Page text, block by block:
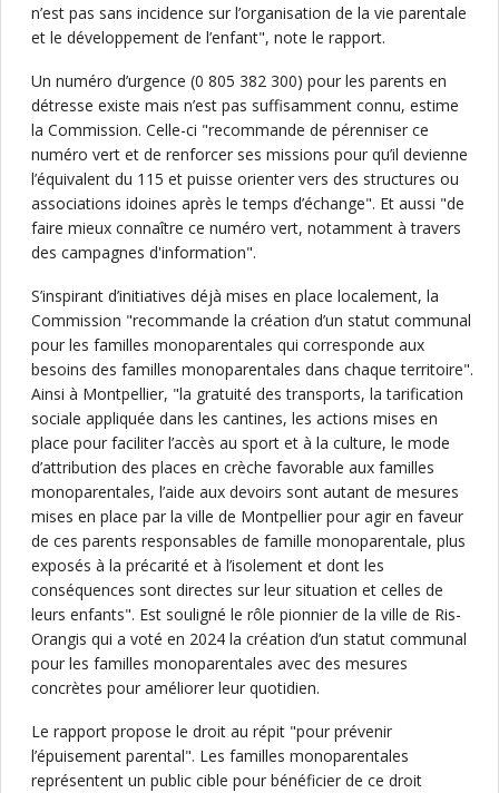
n’est pas sans incidence sur l’organisation de la vie parentale
et le développement de l’enfant", note le rapport.
Un numéro d’urgence (0 805 382 300) pour les parents en
détresse existe mais n’est pas suffisamment connu, estime
la Commission. Celle-ci "recommande de pérenniser ce
numéro vert et de renforcer ses missions pour qu’il devienne
l’équivalent du 115 et puisse orienter vers des structures ou
associations idoines après le temps d’échange". Et aussi "de
faire mieux connaître ce numéro vert, notamment à travers
des campagnes d'information".
S’inspirant d’initiatives déjà mises en place localement, la
Commission "recommande la création d’un statut communal
pour les familles monoparentales qui corresponde aux
besoins des familles monoparentales dans chaque territoire".
Ainsi à Montpellier, "la gratuité des transports, la tarification
sociale appliquée dans les cantines, les actions mises en
place pour faciliter l’accès au sport et à la culture, le mode
d’attribution des places en crèche favorable aux familles
monoparentales, l’aide aux devoirs sont autant de mesures
mises en place par la ville de Montpellier pour agir en faveur
de ces parents responsables de famille monoparentale, plus
exposés à la précarité et à l’isolement et dont les
conséquences sont directes sur leur situation et celles de
leurs enfants". Est souligné le rôle pionnier de la ville de Ris-
Orangis qui a voté en 2024 la création d’un statut communal
pour les familles monoparentales avec des mesures
concrètes pour améliorer leur quotidien.
Le rapport propose le droit au répit "pour prévenir
l’épuisement parental". Les familles monoparentales
représentent un public cible pour bénéficier de ce droit